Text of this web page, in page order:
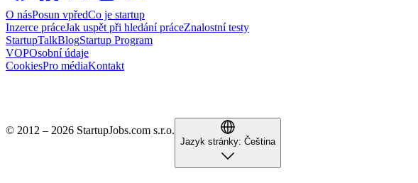
O násPosun vpředCo je startup
Inzerce práceJak uspět při hledání práceZnalostní testy
StartupTalkBlogStartup Program
VOPOsobní údaje
CookiesPro médiaKontakt
© 2012 – 2026 StartupJobs.com s.r.o.
Jazyk stránky: Čeština